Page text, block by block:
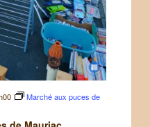
Marché aux puces de